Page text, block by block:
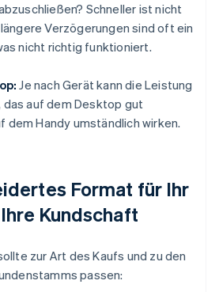
Schneller ist nicht
Verzögerungen sind oft ein
nicht richtig funktioniert.
Je nach Gerät kann die Leistung
das auf dem Desktop gut
dem Handy umständlich wirken.
Format für Ihr
Kundschaft
zur Art des Kaufs und zu den
passen: